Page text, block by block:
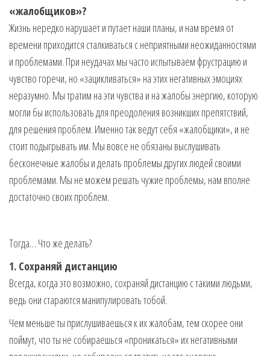
«жалобщиков»?
Жизнь нередко нарушает и путает наши планы, и нам время от
времени приходится сталкиваться с неприятными неожиданностями
и проблемами. При неудачах мы часто испытываем фрустрацию и
чувство горечи, но «зацикливаться» на этих негативных эмоциях
неразумно. Мы тратим на эти чувства и на жалобы энергию, которую
могли бы использовать для преодоления возникших препятствий,
для решения проблем. Именно так ведут себя «жалобщики», и не
стоит подыгрывать им. Мы вовсе не обязаны выслушивать
бесконечные жалобы и делать проблемы других людей своими
проблемами. Мы не можем решать чужие проблемы, нам вполне
достаточно своих проблем.
Тогда… Что же делать?
1. Сохраняй дистанцию
Всегда, когда это возможно, сохраняй дистанцию с такими людьми,
ведь они стараются манипулировать тобой.
Чем меньше ты прислушиваешься к их жалобам, тем скорее они
поймут, что ты не собираешься «проникаться» их негативными